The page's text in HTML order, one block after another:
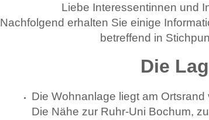
Liebe Interessentinnen und
Nachfolgend erhalten Sie einige
betreffend in
Die Wohnanlage liegt am
Die Nähe zur Ruhr-Uni Bochum,